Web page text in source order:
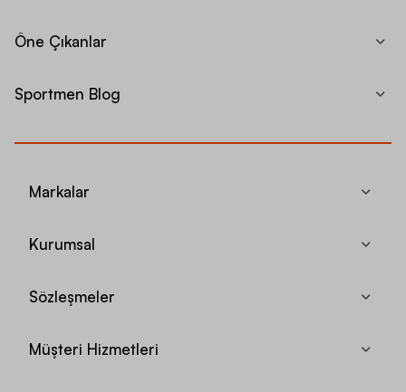
Öne Çıkanlar
Sportmen Blog
Markalar
Kurumsal
Sözleşmeler
Müşteri Hizmetleri